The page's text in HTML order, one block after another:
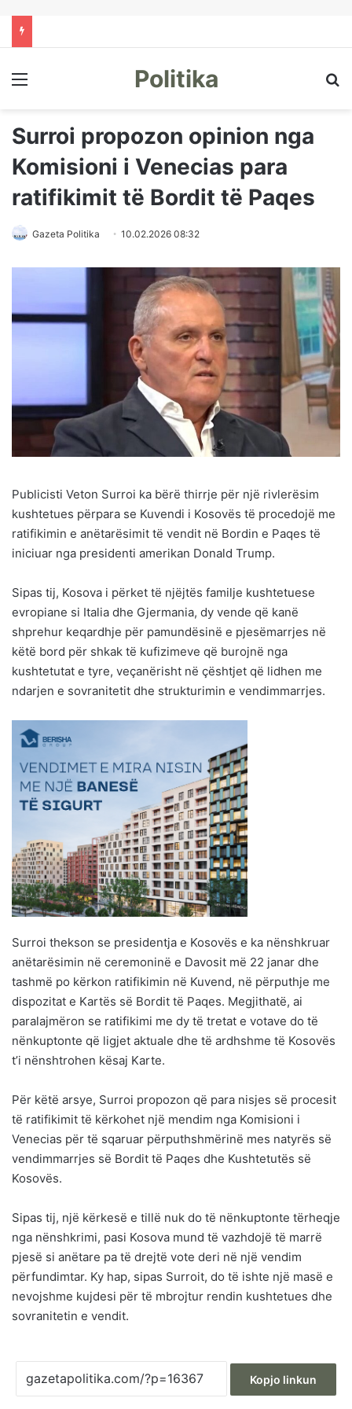
Menu Politika
Surroi propozon opinion nga
Komisioni i Venecias para
ratifikimit të Bordit të Paqes
Gazeta Politika 10.02.2026 08:32
Publicisti Veton Surroi ka bërë thirrje për një rivlerësim
kushtetues përpara se Kuvendi i Kosovës të procedojë me
ratifikimin e anëtarësimit të vendit në Bordin e Paqes të
iniciuar nga presidenti amerikan Donald Trump.
Sipas tij, Kosova i përket të njëjtës familje kushtetuese
evropiane si Italia dhe Gjermania, dy vende që kanë
shprehur keqardhje për pamundësinë e pjesëmarrjes në
këtë bord për shkak të kufizimeve që burojnë nga
kushtetutat e tyre, veçanërisht në çështjet që lidhen me
ndarjen e sovranitetit dhe strukturimin e vendimmarrjes.
Surroi thekson se presidentja e Kosovës e ka nënshkruar
anëtarësimin në ceremoninë e Davosit më 22 janar dhe
tashmë po kërkon ratifikimin në Kuvend, në përputhje me
dispozitat e Kartës së Bordit të Paqes. Megjithatë, ai
paralajmëron se ratifikimi me dy të tretat e votave do të
nënkuptonte që ligjet aktuale dhe të ardhshme të Kosovës
t’i nënshtrohen kësaj Karte.
Për këtë arsye, Surroi propozon që para nisjes së procesit
të ratifikimit të kërkohet një mendim nga Komisioni i
Venecias për të sqaruar përputhshmërinë mes natyrës së
vendimmarrjes së Bordit të Paqes dhe Kushtetutës së
Kosovës.
Sipas tij, një kërkesë e tillë nuk do të nënkuptonte tërheqje
nga nënshkrimi, pasi Kosova mund të vazhdojë të marrë
pjesë si anëtare pa të drejtë vote deri në një vendim
përfundimtar. Ky hap, sipas Surroit, do të ishte një masë e
nevojshme kujdesi për të mbrojtur rendin kushtetues dhe
sovranitetin e vendit.
Kopjo linkun